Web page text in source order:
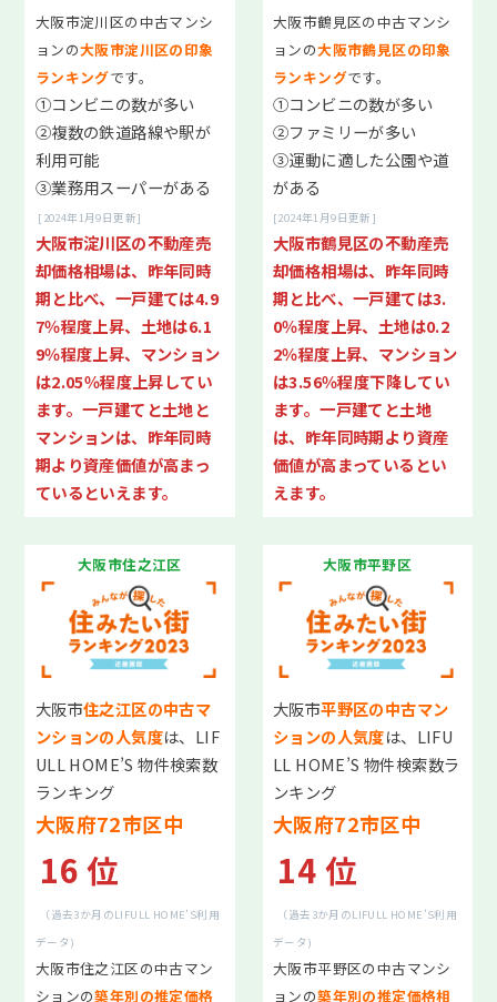
仲介と買取の違い
売却諸費用＆税金はいつ払うの？
売却後の確定申告は不要？必要？
当社が選ばれる6つの理由
01.豊富な売却実績
02.積極的な販売活動
03.安定した集客
04.安心のサポート
05.住宅ローンに強い
06.リフォームに強い
一戸建て マンション
お客様の声
スタッフ紹介
お知らせ
初めの一歩個別相談会情報
不動産相続個別相談会情報
節税対策個別相談会情報
「リノベーション改装」×「中古マンション」個別相談会
住まいの窓口の各種サポート
タワーマンション高値売却
大阪市淀川区の中古マンシ
ョンの大阪市淀川区の印象
ランキングです。
①コンビニの数が多い
②複数の鉄道路線や駅が
利用可能
③業務用スーパーがある
[2024年1月9日更新]
大阪市淀川区の不動産売
却価格相場は、昨年同時
期と比べ、一戸建ては4.9
7％程度上昇、土地は6.1
9％程度上昇、マンション
は2.05％程度上昇してい
ます。一戸建てと土地と
マンションは、昨年同時
期より資産価値が高まっ
ているといえます。
大阪市鶴見区の中古マンシ
ョンの大阪市鶴見区の印象
ランキングです。
①コンビニの数が多い
②ファミリーが多い
③運動に適した公園や道
がある
[2024年1月9日更新]
大阪市鶴見区の不動産売
却価格相場は、昨年同時
期と比べ、一戸建ては3.
0％程度上昇、土地は0.2
2％程度上昇、マンション
は3.56％程度下降してい
ます。一戸建てと土地
は、昨年同時期より資産
価値が高まっているとい
えます。
大阪市住之江区
大阪市住之江区の中古マ
ンションの人気度は、LIF
ULL HOME’S 物件検索数
ランキング
大阪府72市区中
16 位
（過去3か月のLIFULL HOME’S利用
データ)
大阪市住之江区の中古マン
ションの築年別の推定価格
大阪市平野区
大阪市平野区の中古マン
ションの人気度は、LIFU
LL HOME’S 物件検索数ラ
ンキング
大阪府72市区中
14 位
（過去3か月のLIFULL HOME’S利用
データ)
大阪市平野区の中古マンシ
ョンの築年別の推定価格相